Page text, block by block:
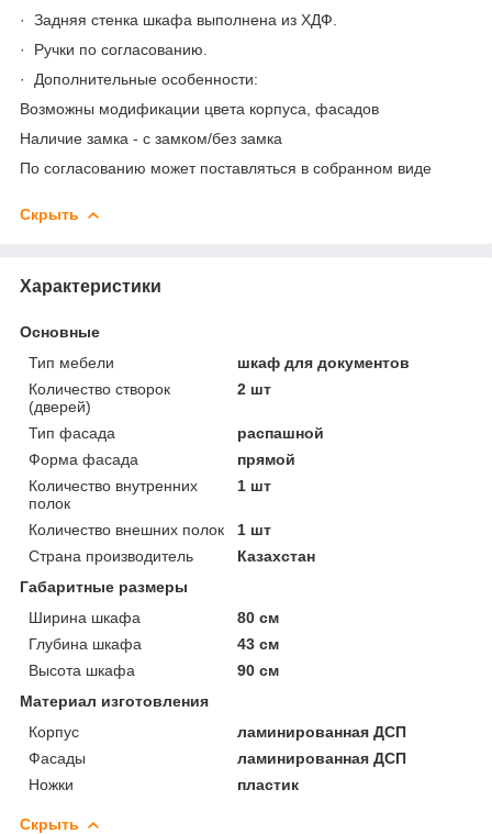
· Задняя стенка шкафа выполнена из ХДФ.
· Ручки по согласованию.
· Дополнительные особенности:
Возможны модификации цвета корпуса, фасадов
Наличие замка - с замком/без замка
По согласованию может поставляться в собранном виде
Скрыть
Характеристики
Основные
Тип мебели
шкаф для документов
Количество створок
(дверей)
2 шт
Тип фасада
распашной
Форма фасада
прямой
Количество внутренних
полок
1 шт
Количество внешних полок
1 шт
Страна производитель
Казахстан
Габаритные размеры
Ширина шкафа
80 см
Глубина шкафа
43 см
Высота шкафа
90 см
Материал изготовления
Корпус
ламинированная ДСП
Фасады
ламинированная ДСП
Ножки
пластик
Скрыть